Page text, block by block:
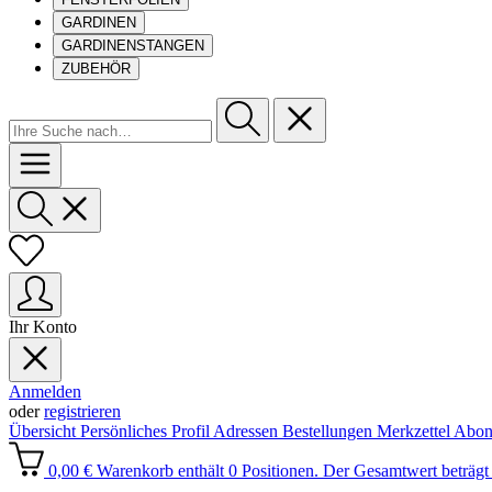
GARDINEN
GARDINENSTANGEN
ZUBEHÖR
Ihr Konto
Anmelden
oderregistrieren
Übersicht Persönliches Profil Adressen Bestellungen Merkzettel
0,00 € Warenkorb enthält 0 Positionen. Der Gesamtwert